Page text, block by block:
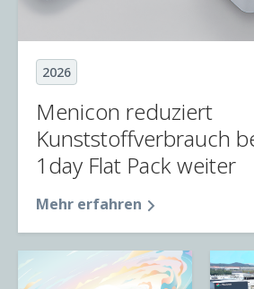
2026
Menicon reduziert
Kunststoffverbrauch
1day Flat Pack weiter
Mehr erfahren